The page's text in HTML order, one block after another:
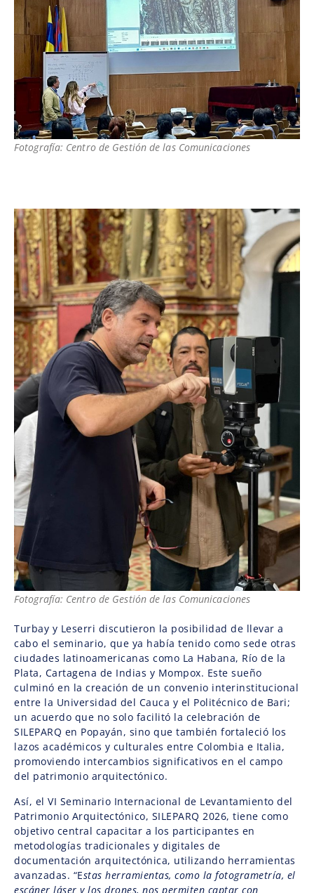
Fotografía: Centro de Gestión de las Comunicaciones
Fotografía: Centro de Gestión de las Comunicaciones
Turbay y Leserri discutieron la posibilidad de llevar a
cabo el seminario, que ya había tenido como sede otras
ciudades latinoamericanas como La Habana, Río de la
Plata, Cartagena de Indias y Mompox. Este sueño
culminó en la creación de un convenio interinstitucional
entre la Universidad del Cauca y el Politécnico de Bari;
un acuerdo que no solo facilitó la celebración de
SILEPARQ en Popayán, sino que también fortaleció los
lazos académicos y culturales entre Colombia e Italia,
promoviendo intercambios significativos en el campo
del patrimonio arquitectónico.
Así, el VI Seminario Internacional de Levantamiento del
Patrimonio Arquitectónico, SILEPARQ 2026, tiene como
objetivo central capacitar a los participantes en
metodologías tradicionales y digitales de
documentación arquitectónica, utilizando herramientas
avanzadas. “Estas herramientas, como la fotogrametría, el
escáner láser y los drones, nos permiten captar con